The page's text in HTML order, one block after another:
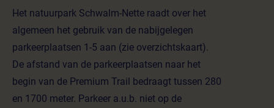
Het natuurpark Schwalm-Nette raadt over het
algemeen het gebruik van de nabijgelegen
parkeerplaatsen 1-5 aan (zie overzichtskaart).
De afstand van de parkeerplaatsen naar het
begin van de Premium Trail bedraagt tussen 280
en 1700 meter. Parkeer a.u.b. niet op de